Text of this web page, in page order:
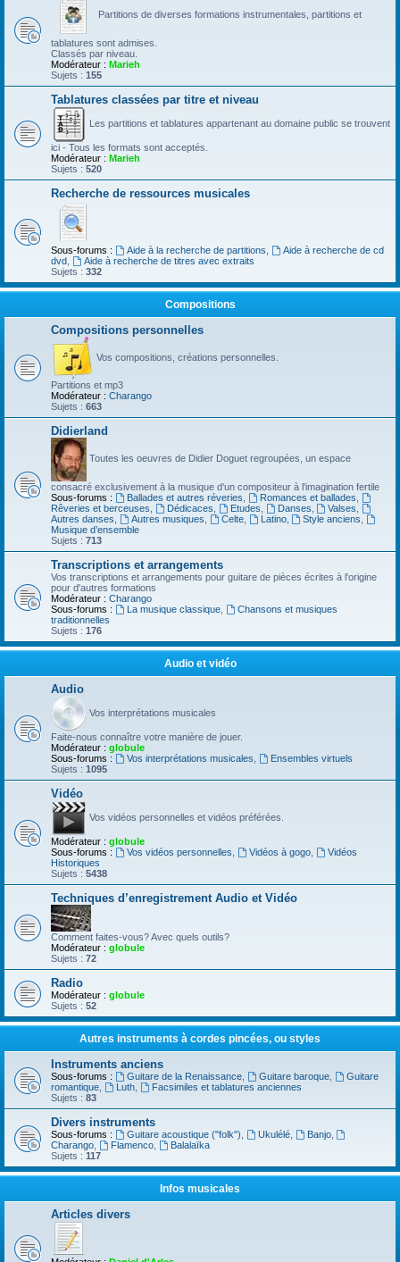
Partitions de diverses formations instrumentales, partitions et
tablatures sont admises.
Classés par niveau.
Modérateur : Marieh
Sujets : 155
Tablatures classées par titre et niveau
Les partitions et tablatures appartenant au domaine public se trouvent
ici - Tous les formats sont acceptés.
Modérateur : Marieh
Sujets : 520
Recherche de ressources musicales
Sous-forums : Aide à la recherche de partitions
Aide à recherche de cd
dvd
Aide à recherche de titres avec extraits
Sujets : 332
Compositions
Compositions personnelles
Vos compositions, créations personnelles.
Partitions et mp3
Modérateur : Charango
Sujets : 663
Didierland
Toutes les oeuvres de Didier Doguet regroupées, un espace
consacré exclusivement à la musique d'un compositeur à l'imagination fertile
Sous-forums :
Ballades et autres réveries Romances et ballades
Rêveries et berceuses
Dédicaces Etudes Danses Valses
Autres danses
Autres musiques Celte, Latino, Style anciens
Musique d’ensemble
Sujets : 713
Transcriptions et arrangements
Vos transcriptions et arrangements pour guitare de pièces écrites à l'origine
pour d'autres formations
Modérateur : Charango
Sous-forums :
La musique classique,
Chansons et musiques
traditionnelles
Sujets : 176
Audio et vidéo
Audio
Vos interprétations musicales
Faite-nous connaître votre manière de jouer.
Modérateur : globule
Sous-forums :
Vos interprétations musicales
Ensembles virtuels
Sujets : 1095
Vidéo
Vos vidéos personnelles et vidéos préférées.
Modérateur : globule
Sous-forums :
Vos vidéos personnelles Vidéos à gogo,
Vidéos
Historiques
Sujets : 5438
Techniques d’enregistrement Audio et Vidéo
Comment faites-vous? Avec quels outils?
Modérateur : globule
Sujets : 72
Radio
Modérateur : globule
Sujets : 52
Autres instruments à cordes pincées, ou styles
Instruments anciens
Sous-forums : Guitare de la Renaissance, Guitare baroque,
Guitare
romantique
Luth,
Facsimiles et tablatures anciennes
Sujets : 83
Divers instruments
Sous-forums : Guitare acoustique ("folk") Ukulélé, Banjo,
Charango
Flamenco,
Balalaïka
Sujets : 117
Infos musicales
Articles divers